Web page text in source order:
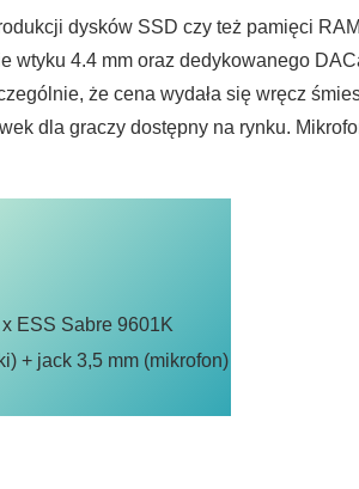
dysków SSD czy też pamięci
wtyku 4.4 mm oraz dedykowanego
że cena wydała się wręcz
dla graczy dostępny na rynku.
ESS Sabre 9601K
+ jack 3,5 mm (mikrofon)